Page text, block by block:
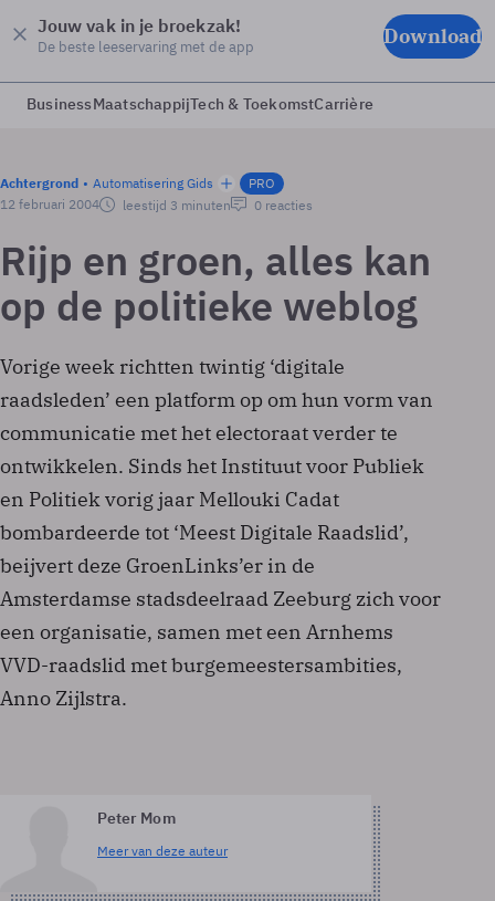
Jouw vak in je broekzak!
De beste leeservaring met de app Download
BusinessMaatschappijTech & ToekomstCarrière
Achtergrond Automatisering Gids
PRO
12 februari 2004
leestijd 3 minuten 0 reacties
Rijp en groen, alles kan
op de politieke weblog
Vorige week richtten twintig ‘digitale
raadsleden’ een platform op om hun vorm van
communicatie met het electoraat verder te
ontwikkelen. Sinds het Instituut voor Publiek
en Politiek vorig jaar Mellouki Cadat
bombardeerde tot ‘Meest Digitale Raadslid’,
beijvert deze GroenLinks’er in de
Amsterdamse stadsdeelraad Zeeburg zich voor
een organisatie, samen met een Arnhems
VVD-raadslid met burgemeestersambities,
Anno Zijlstra.
Peter Mom
Meer van deze auteur